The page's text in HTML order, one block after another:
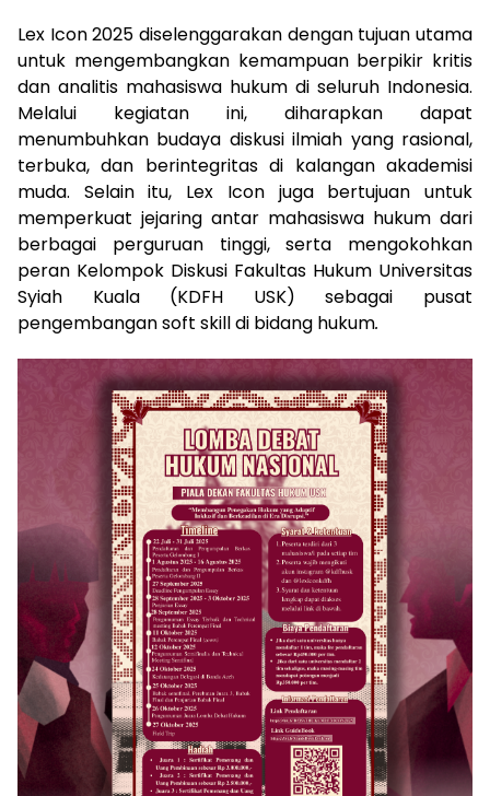
Lex Icon 2025 diselenggarakan dengan tujuan utama
untuk mengembangkan kemampuan berpikir kritis
dan analitis mahasiswa hukum di seluruh Indonesia.
Melalui kegiatan ini, diharapkan dapat
menumbuhkan budaya diskusi ilmiah yang rasional,
terbuka, dan berintegritas di kalangan akademisi
muda. Selain itu, Lex Icon juga bertujuan untuk
memperkuat jejaring antar mahasiswa hukum dari
berbagai perguruan tinggi, serta mengokohkan
peran Kelompok Diskusi Fakultas Hukum Universitas
Syiah Kuala (KDFH USK) sebagai pusat
pengembangan soft skill di bidang hukum.